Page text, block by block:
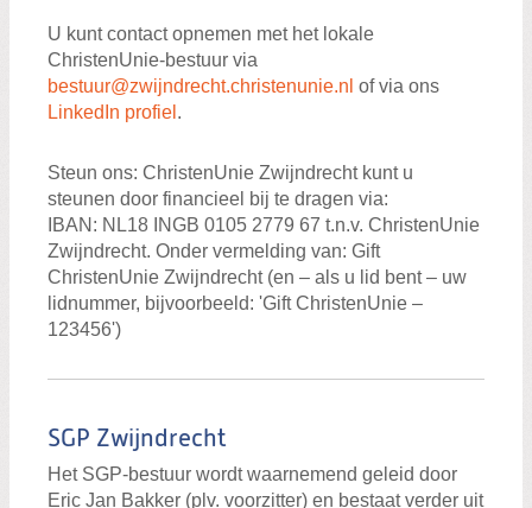
U kunt contact opnemen met het lokale
ChristenUnie-bestuur via
bestuur@zwijndrecht.christenunie.nl of via ons
LinkedIn profiel .
Steun ons: ChristenUnie Zwijndrecht kunt u
steunen door financieel bij te dragen via:
IBAN: NL18 INGB 0105 2779 67 t.n.v. ChristenUnie
Zwijndrecht. Onder vermelding van: Gift
ChristenUnie Zwijndrecht (en – als u lid bent – uw
lidnummer, bijvoorbeeld: 'Gift ChristenUnie –
123456')
SGP Zwijndrecht
Het SGP-bestuur wordt waarnemend geleid door
Eric Jan Bakker (plv. voorzitter) en bestaat verder uit